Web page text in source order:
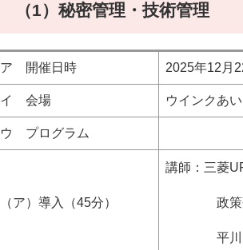
（1）秘密管理・技術管理
ア 開催日時 2025年12月
イ 会場 ウインクあ
ウ プログラム
（ア）導入（45分）
講師：三菱
政策研究
平川 彰吾